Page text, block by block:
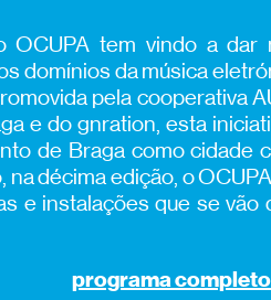
OCUPA tem vindo a dar
domínios da música
pela cooperativa
e do gnration, esta
de Braga como cidade
na décima edição, o
e instalações que se vão
programa completo